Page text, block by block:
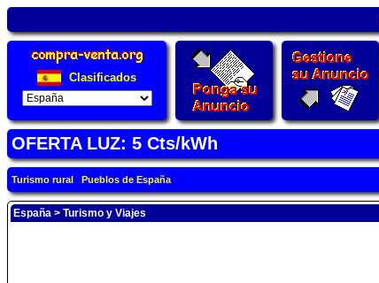
Clasificados
OFERTA LUZ: 5 Cts/kWh
Turismo rural Pueblos de España
España > Turismo y Viajes